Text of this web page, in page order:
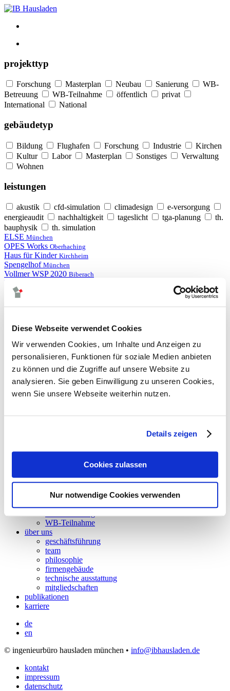
Diese Webseite verwendet Cookies
Wir verwenden Cookies, um Inhalte und Anzeigen zu
personalisieren, Funktionen für soziale Medien anbieten
zu können und die Zugriffe auf unsere Website zu
analysieren. Sie geben Einwilligung zu unseren Cookies,
wenn Sie unsere Webseite weiterhin nutzen.
Details zeigen
Cookies zulassen
Nur notwendige Cookies verwenden
projekttyp
Forschung Masterplan Neubau Sanierung
WB-
Betreuung
WB-Teilnahme öffentlich
privat
International
National
gebäudetyp
Bildung Flughafen Forschung Industrie
Kirchen
Kultur
Labor Masterplan Sonstiges
Verwaltung
Wohnen
leistungen
akustik cfd-simulation climadesign
e-versorgung
energieaudit
nachhaltigkeit tageslicht tga-planung
th.
bauphysik
th. simulation
ELSE München
OPES Works Oberhaching
Haus für Kinder Kirchheim
Spengelhof München
Vollmer WSP 2020 Biberach
Rathaus
weitere Projekte
neuigkeiten
climadesign
energieversorgung
gebäudeautomation
betriebsoptimierung
thermische bauphysik
thermische simulation
akustik
Forschung
Masterplan
Neubau
WB-Teilnahme
über uns
geschäftsführung
team
philosophie
firmengebäude
technische ausstattung
mitgliedschaften
publikationen
karriere
de
en
© ingenieurbüro hausladen münchen • info@ibhausladen.de
kontakt
impressum
datenschutz